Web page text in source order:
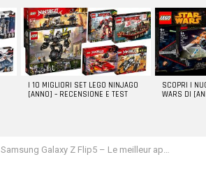
I 10 MIGLIORI SET LEGO NINJAGO
[ANNO] – RECENSIONE E TEST
SCOPRI I
WARS DI
Samsung Galaxy Z Flip5 – Le meilleur appareil pliable ?